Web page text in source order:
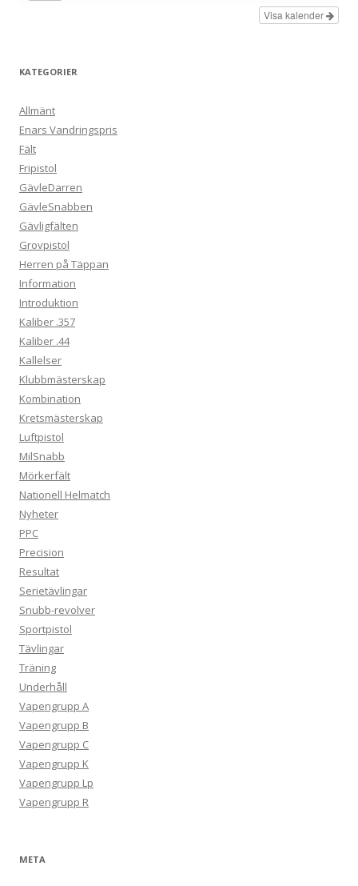
Visa kalender
KATEGORIER
Allmänt
Enars Vandringspris
Fält
Fripistol
GävleDarren
GävleSnabben
Gävligfälten
Grovpistol
Herren på Täppan
Information
Introduktion
Kaliber .357
Kaliber .44
Kallelser
Klubbmästerskap
Kombination
Kretsmästerskap
Luftpistol
MilSnabb
Mörkerfält
Nationell Helmatch
Nyheter
PPC
Precision
Resultat
Serietävlingar
Snubb-revolver
Sportpistol
Tävlingar
Träning
Underhåll
Vapengrupp A
Vapengrupp B
Vapengrupp C
Vapengrupp K
Vapengrupp Lp
Vapengrupp R
META